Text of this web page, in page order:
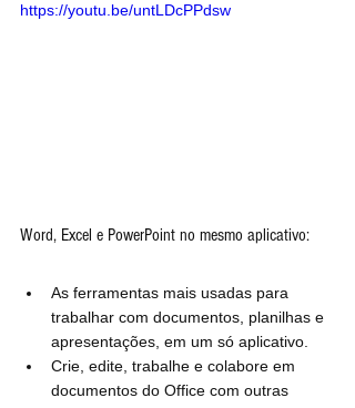
https://youtu.be/untLDcPPdsw
Word, Excel e PowerPoint no mesmo aplicativo:
As ferramentas mais usadas para
trabalhar com documentos, planilhas e
apresentações, em um só aplicativo.
Crie, edite, trabalhe e colabore em
documentos do Office com outras